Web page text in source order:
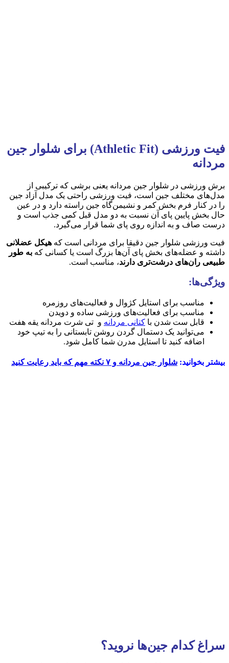
فیت ورزشی (Athletic Fit) برای شلوار جین
مردانه
برش ورزشی در شلوار جین مردانه یعنی برشی که ترکیبی از
مدل‌های مختلف جین است، فیت ورزشی راحتی یک مدل آزاد جین
را در کنار فرم بخش کمر و نشیمن‌گاه جین راسته دارد و در عین
حال بخش پایین پای آن نسبت به دو مدل قبل کمی جذب است و
درست صاف و به اندازه روی پای شما قرار می‌گیرد.
فیت ورزشی شلوار جین دقیقا برای مردانی است که هیکل عضلانی
داشته و عضله‌های بخش پای آن‌ها بزرگ است یا کسانی که به طور
طبیعی ران‌های درشت‌تری دارند، مناسب است.
ویژگی‌ها:
مناسب برای استایل کژوال و فعالیت‌های روزمره
مناسب برای فعالیت‌های ورزشی ساده و دویدن
قابل ست شدن با کتانی مردانه و تی شرت مردانه یقه هفت
می‌توانید یک دستمال گردن روشن تابستانی را به تیپ خود
اضافه کنید تا استایل مدرن شما کامل شود.
بیشتر بخوانید: شلوار جین مردانه و ۷ نکته مهم که باید رعایت کنید
سراغ کدام جین‌ها نروید؟